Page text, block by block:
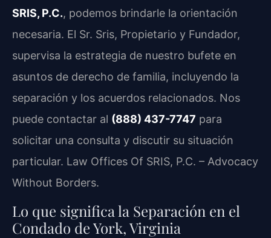
SRIS, P.C., podemos brindarle la orientación
necesaria. El Sr. Sris, Propietario y Fundador,
supervisa la estrategia de nuestro bufete en
asuntos de derecho de familia, incluyendo la
separación y los acuerdos relacionados. Nos
puede contactar al (888) 437-7747 para
solicitar una consulta y discutir su situación
particular. Law Offices Of SRIS, P.C. – Advocacy
Without Borders.
Lo que significa la Separación en el
Condado de York, Virginia